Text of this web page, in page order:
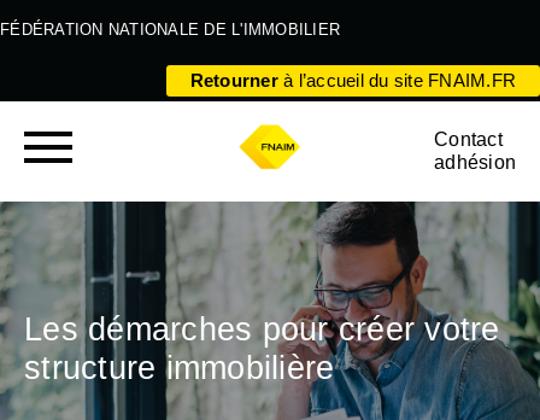
FÉDÉRATION NATIONALE DE L'IMMOBILIER
Retournerà l’accueil du site FNAIM.FR
Contact
adhésion
Les démarches pour créer votre
structure immobilière